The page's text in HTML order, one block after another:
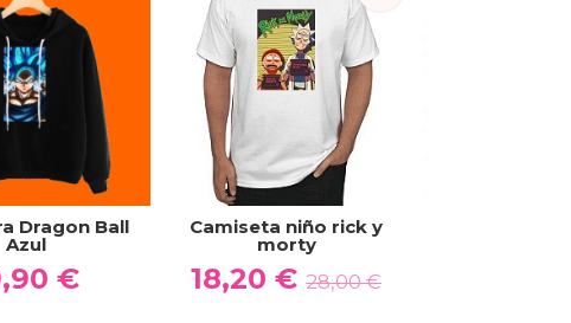
Dragon Ball
Azul
€
Camiseta niño rick y
morty
18,20 €28,00 €